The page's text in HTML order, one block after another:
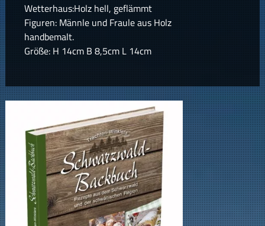
Wetterhaus:Holz hell, geflämmt
Figuren: Männle und Fraule aus Holz
handbemalt.
Größe: H 14cm B 8,5cm L 14cm